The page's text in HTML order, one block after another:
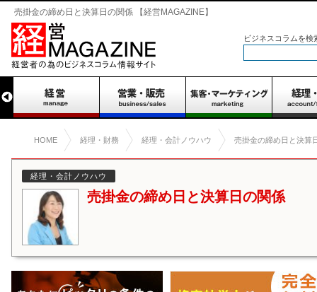
売掛金の締め日と決算日の関係 【経営MAGAZINE】
ビジネスコラムを検
HOME 経理・財務 経理・会計ノウハウ 売掛金の締め日と決算
経理・会計ノウハウ
売掛金の締め日と決算日の関係